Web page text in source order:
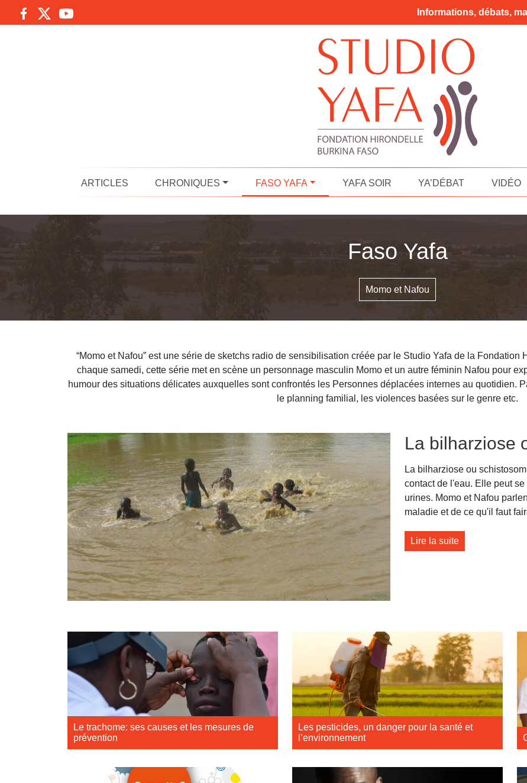
Informations, débats,
ARTICLES CHRONIQUES FASO YAFA YAFA SOIR YA’DÉBAT VIDÉO
Faso Yafa
Momo et Nafou
“Momo et Nafou” est une série de sketchs radio de sensibilisation créée par le Studio Yafa de la Fondation
chaque samedi, cette série met en scène un personnage masculin Momo et un autre féminin Nafou pour
humour des situations délicates auxquelles sont confrontés les Personnes déplacées internes au quotidien.
le planning familial, les violences basées sur le genre etc.
La bilharziose
La bilharziose ou
contact de l'eau. Elle peut
urines. Momo et Nafou
maladie et de ce qu'il faut
Lire la suite
Le trachome: ses causes et les mesures de
prévention
Les pesticides, un danger pour la santé et
l’environnement